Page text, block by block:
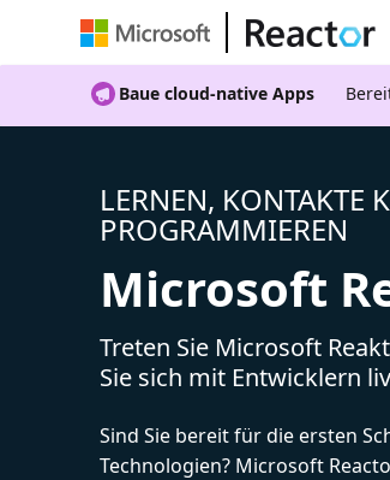
Baue cloud-native Apps
LERNEN, KONTAKTE
PROGRAMMIEREN
Microsoft
Treten Sie Microsoft
Sie sich mit Entwicklern
Sind Sie bereit für die ersten
Technologien? Microsoft